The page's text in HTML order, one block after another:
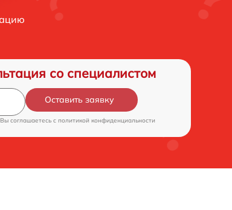
со специалистом
Оставить заявку
соглашаетесь c политикой конфиденциальности